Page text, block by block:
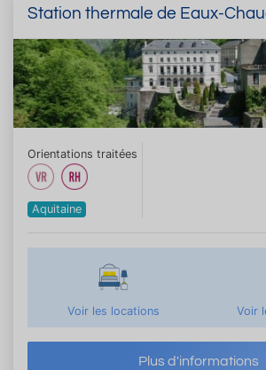
Station thermale de Eaux-
Orientations traitées
Aquitaine
Voir les locations Voir
Plus d'informations